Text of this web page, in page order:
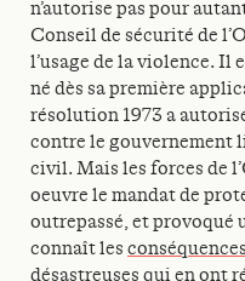
n’autorise pas pour
Conseil de sécurité de
l’usage de la violence. Il
né dès sa première
résolution 1973 a
contre le gouvernement
civil. Mais les forces de
oeuvre le mandat de
outrepassé, et provoqué
connaît les
désastreuses qui en ont